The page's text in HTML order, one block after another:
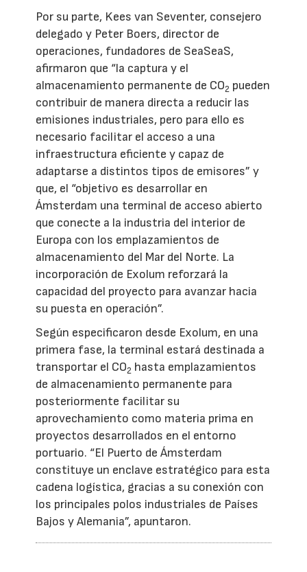
Por su parte, Kees van Seventer, consejero
delegado y Peter Boers, director de
operaciones, fundadores de SeaSeaS,
afirmaron que “la captura y el
almacenamiento permanente de CO2 pueden
contribuir de manera directa a reducir las
emisiones industriales, pero para ello es
necesario facilitar el acceso a una
infraestructura eficiente y capaz de
adaptarse a distintos tipos de emisores” y
que, el “objetivo es desarrollar en
Ámsterdam una terminal de acceso abierto
que conecte a la industria del interior de
Europa con los emplazamientos de
almacenamiento del Mar del Norte. La
incorporación de Exolum reforzará la
capacidad del proyecto para avanzar hacia
su puesta en operación”.
Según especificaron desde Exolum, en una
primera fase, la terminal estará destinada a
transportar el CO2 hasta emplazamientos
de almacenamiento permanente para
posteriormente facilitar su
aprovechamiento como materia prima en
proyectos desarrollados en el entorno
portuario. “El Puerto de Ámsterdam
constituye un enclave estratégico para esta
cadena logística, gracias a su conexión con
los principales polos industriales de Países
Bajos y Alemania”, apuntaron.